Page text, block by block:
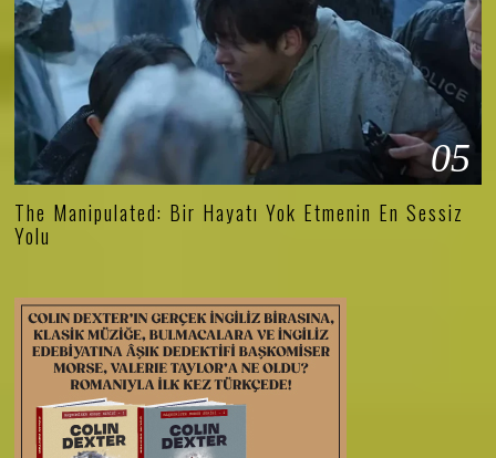
05
The Manipulated: Bir Hayatı Yok Etmenin En Sessiz
Yolu